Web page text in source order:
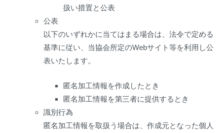
扱い措置と公表
公表
以下のいずれかに当てはまる場合は、法令で定める
基準に従い、当協会所定のWebサイト等を利用し公
表いたします。
匿名加工情報を作成したとき
匿名加工情報を第三者に提供するとき
識別行為
匿名加工情報を取扱う場合は、作成元となった個人